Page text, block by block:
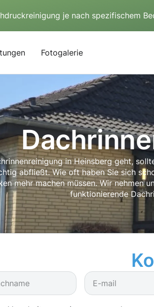
je nach spezifischem
Fotogalerie
in Heinsberg geht,
abfließt. Wie oft haben Sie sich
mehr machen müssen. Wir nehmen
funktionierende